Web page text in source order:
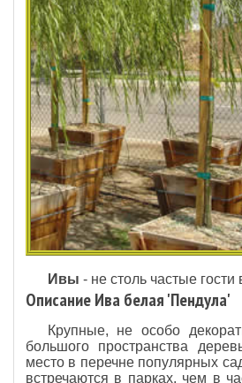
Ивы - не столь частые
Описание Ива белая 'Пендула'
Крупные, не особо
большого пространства
место в перечне популярных
встречаются в парках, чем в